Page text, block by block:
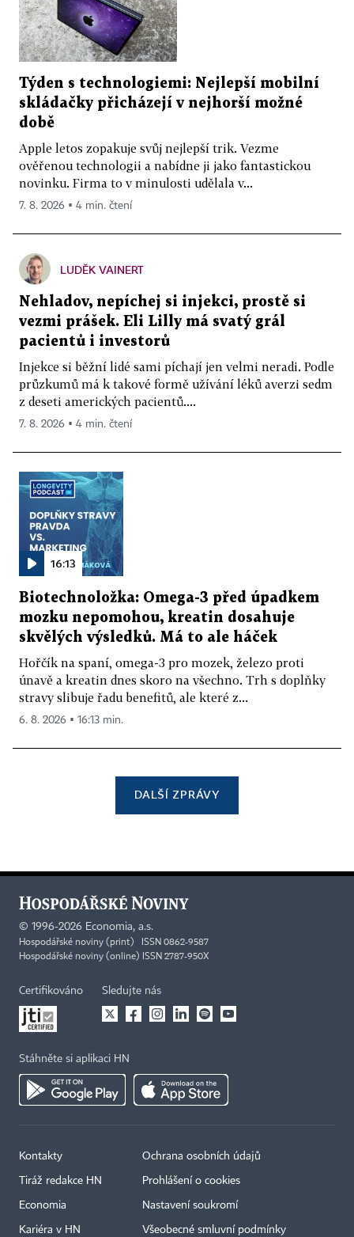
Týden s technologiemi: Nejlepší mobilní
skládačky přicházejí v nejhorší možné
době
Apple letos zopakuje svůj nejlepší trik. Vezme
ověřenou technologii a nabídne ji jako fantastickou
novinku. Firma to v minulosti udělala v...
7. 8. 2026 ▪ 4 min. čtení
LUDĚK VAINERT
Nehladov, nepíchej si injekci, prostě si
vezmi prášek. Eli Lilly má svatý grál
pacientů i investorů
Injekce si běžní lidé sami píchají jen velmi neradi. Podle
průzkumů má k takové formě užívání léků averzi sedm
z deseti amerických pacientů....
7. 8. 2026 ▪ 4 min. čtení
16:13
Biotechnoložka: Omega-3 před úpadkem
mozku nepomohou, kreatin dosahuje
skvělých výsledků. Má to ale háček
Hořčík na spaní, omega-3 pro mozek, železo proti
únavě a kreatin dnes skoro na všechno. Trh s doplňky
stravy slibuje řadu benefitů, ale které z...
6. 8. 2026 ▪ 16:13 min.
DALŠÍ ZPRÁVY
© 1996-2026 Economia, a.s.
Hospodářské noviny (print) ISSN 0862-9587
Hospodářské noviny (online) ISSN 2787-950X
Certifikováno Sledujte nás
Stáhněte si aplikaci HN
Kontakty
Tiráž redakce HN
Economia
Kariéra v HN
Ochrana osobních údajů
Prohlášení o cookies
Nastavení soukromí
Všeobecné smluvní podmínky